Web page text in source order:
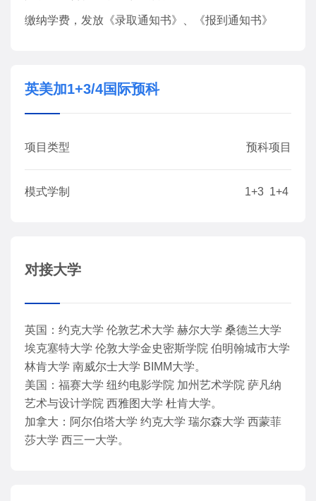
缴纳学费，发放《录取通知书》、《报到通知书》
英美加1+3/4国际预科
项目类型 预科项目
模式学制 1+3 1+4
对接大学
英国：约克大学 伦敦艺术大学 赫尔大学 桑德兰大学
埃克塞特大学 伦敦大学金史密斯学院 伯明翰城市大学
林肯大学 南威尔士大学 BIMM大学。
美国：福赛大学 纽约电影学院 加州艺术学院 萨凡纳
艺术与设计学院 西雅图大学 杜肯大学。
加拿大：阿尔伯塔大学 约克大学 瑞尔森大学 西蒙菲
莎大学 西三一大学。